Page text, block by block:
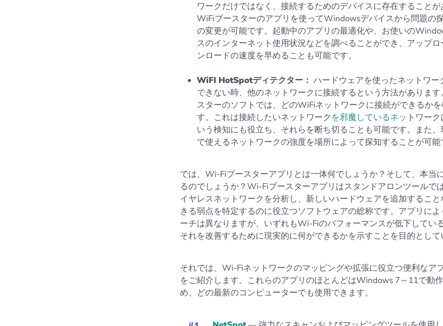
ワークだけではなく、接続するためのデバイスに存在すること
WiFiブースターのアプリを使ってWindowsデバイスから問題の
の変更が可能です。起動中のアプリの最適化や、お使いの
スのインターネット使用状況などを調べることができ、アップ
ンロードの速度を早めることも可能です。
WiFI HotSpotディテクター： ハードウェアを使ったネットワー
できない時、他のネットワークに接続するという方法がありま
スターのソフトでは、どのWiFiネットワークに接続ができるか
す。これは接続したいネットワーク を邪魔しているネッ トワー
いう検知にも役立ち、それらを断ち切ることも可能です。また
で使えるネットワークの強度を場所によって探知することが可能
では、Wi-Fiブースターアプリとは一体何でしょうか？そして、本当
るのでしょうか？Wi-Fiブースターアプリはスタンドアロンツールで
イヤレスネットワークを分析し、新しいハードウェアを追加するこ
きる弱点を特定するのに役立つソフトウェアの総称です。アプリに
ーチは異なりますが、いずれもWi-Fiのパフォーマンスが低下してい
それを改善するために現実的に何ができるかを示すことを目的とし
それでは、Wi-Fiネットワークのマッピングや拡張に役立つ便利なア
をご紹介します。これらのアプリのほとんどはWindows 7～11で動
め、どの最新のコンピューターでも使用できます。